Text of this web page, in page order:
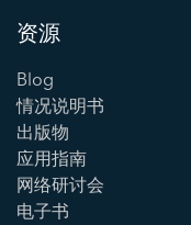
资源
Blog
情况说明书
出版物
应用指南
网络研讨会
电子书